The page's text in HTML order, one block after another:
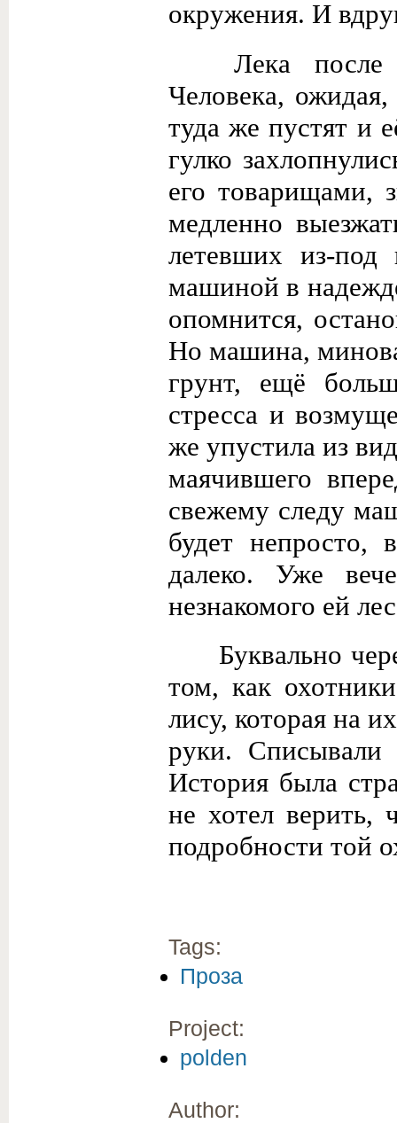
окружения. И
Лека после
Человека,
туда же пустят и
гулко
его товарищами,
медленно
летевших из-под
машиной в
опомнится,
Но машина,
грунт, ещё
стресса и
же упустила из
маячившего
свежему следу
будет непросто,
далеко. Уже
незнакомого ей
Буквально
том, как
лису, которая на
руки.
История была
не хотел верить,
подробности той
Tags:
Проза
Project:
polden
Author: